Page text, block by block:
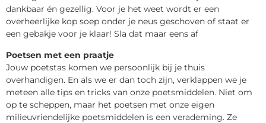
dankbaar én gezellig. Voor je het weet wordt er een
overheerlijke kop soep onder je neus geschoven of staat er
een gebakje voor je klaar! Sla dat maar eens af
Poetsen met een praatje
Jouw poetstas komen we persoonlijk bij je thuis
overhandigen. En als we er dan toch zijn, verklappen we je
meteen alle tips en tricks van onze poetsmiddelen. Niet om
op te scheppen, maar het poetsen met onze eigen
milieuvriendelijke poetsmiddelen is een verademing. Ze